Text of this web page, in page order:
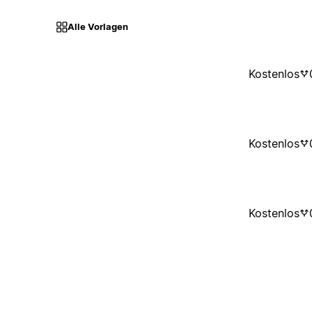
Alle Vorlagen
Kostenlos
Kostenlos
Kostenlos